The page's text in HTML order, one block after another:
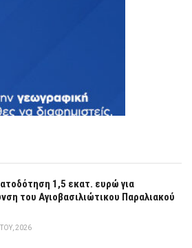
1,5 εκατ. ευρώ για
του Αγιοβασιλιώτικου Παραλιακού
2026